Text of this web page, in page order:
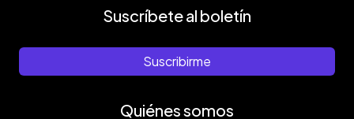
Suscríbete al boletín
Suscribirme
Quiénes somos